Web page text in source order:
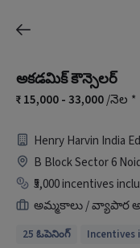
అకడమిక్ కౌన్సెలర్
15,000 - 33,000/నెల *
Henry Harvin India
B Block Sector 6
₹5,000 incentives
అమ్మకాలు / వ్యాపార
25 ఓపెనింగ్ Incentives